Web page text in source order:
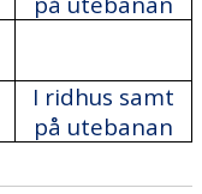
I ridhus samt
på utebanan